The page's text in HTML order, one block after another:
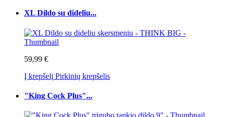
XL Dildo su dideliu...
59,99 €
Į krepšelį Pirkinių krepšelis
"King Cock Plus"...